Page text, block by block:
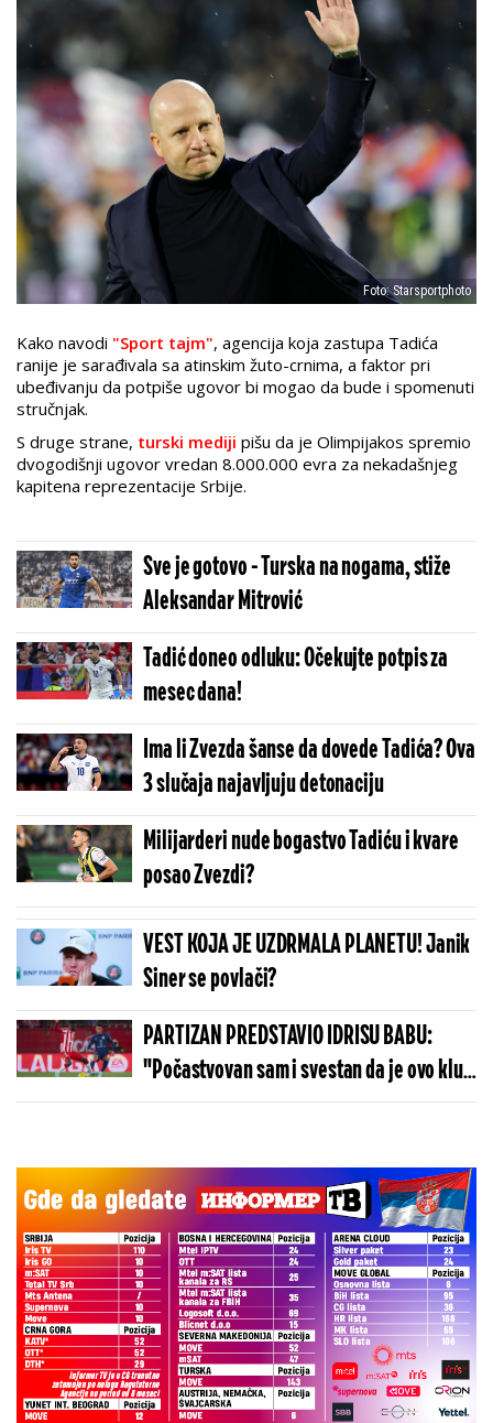
Foto: Starsportphoto
Kako navodi "Sport tajm", agencija koja zastupa Tadića
ranije je sarađivala sa atinskim žuto-crnima, a faktor pri
ubeđivanju da potpiše ugovor bi mogao da bude i spomenuti
stručnjak.
S druge strane, turski mediji pišu da je Olimpijakos spremio
dvogodišnji ugovor vredan 8.000.000 evra za nekadašnjeg
kapitena reprezentacije Srbije.
Sve je gotovo - Turska na nogama, stiže
Aleksandar Mitrović
Tadić doneo odluku: Očekujte potpis za
mesec dana!
Ima li Zvezda šanse da dovede Tadića? Ova
3 slučaja najavljuju detonaciju
Milijarderi nude bogastvo Tadiću i kvare
posao Zvezdi?
VEST KOJA JE UZDRMALA PLANETU! Janik
Siner se povlači?
PARTIZAN PREDSTAVIO IDRISU BABU:
"Počastvovan sam i svestan da je ovo klub
sa velikom istorijom"